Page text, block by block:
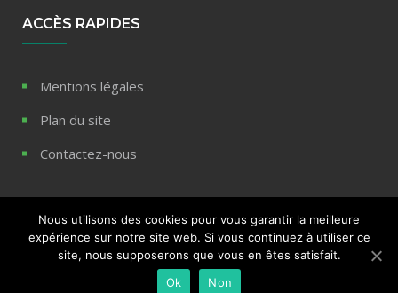
ACCÈS RAPIDES
Mentions légales
Plan du site
Contactez-nous
© 2020 Blog immobilier REPP - Tous droits réservés
Nous utilisons des cookies pour vous garantir la meilleure
expérience sur notre site web. Si vous continuez à utiliser ce
site, nous supposerons que vous en êtes satisfait.
Ok
Non